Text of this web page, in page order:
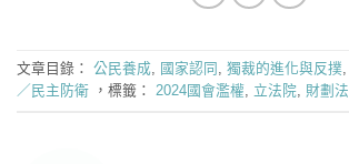
文章目錄： 公民養成, 國家認同 , 獨裁的進化與反撲,
／民主防衛 ，標籤： 2024國會濫權, 立法院, 財劃法